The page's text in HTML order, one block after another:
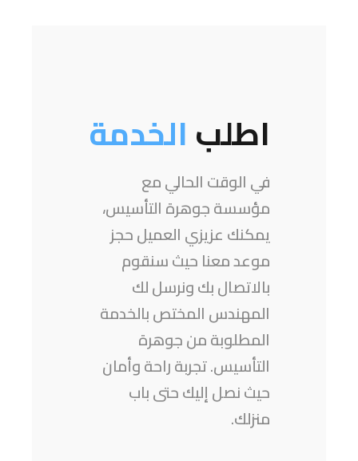
اطلبالخدمة
في الوقت الحالي مع
مؤسسة جوهرة التأسيس،
يمكنك عزيزي العميل حجز
موعد معنا حيث سنقوم
بالاتصال بك ونرسل لك
المهندس المختص بالخدمة
المطلوبة من جوهرة
التأسيس. تجربة راحة وأمان
حيث نصل إليك حتى باب
منزلك.